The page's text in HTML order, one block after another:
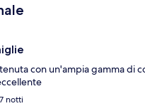
con un'ampia gamma di
notti